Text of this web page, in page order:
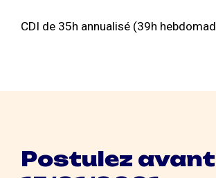
CDI de 35h annualisé (39h
Postulez